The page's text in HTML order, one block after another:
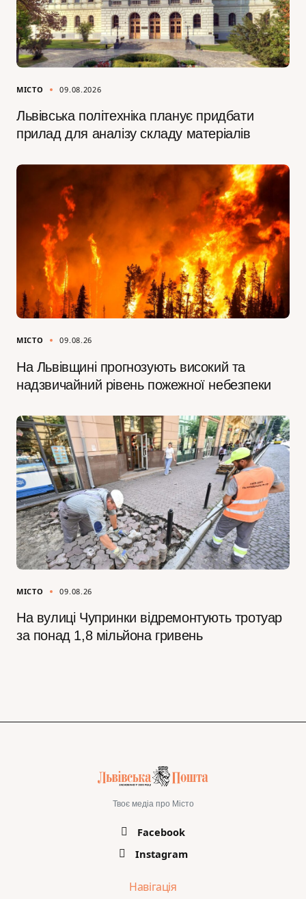
МІСТО 09.08.2026
Львівська політехніка планує придбати
прилад для аналізу складу матеріалів
МІСТО 09.08.26
На Львівщині прогнозують високий та
надзвичайний рівень пожежної небезпеки
МІСТО 09.08.26
На вулиці Чупринки відремонтують тротуар
за понад 1,8 мільйона гривень
Твоє медіа про Місто
Facebook
Instagram
Навігація